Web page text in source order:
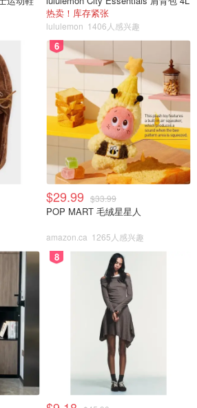
妈甚至没有让我和弟弟学功夫来防
炼身体。我的父母是学者。他们讨厌
有更多的瘀伤或黑眼圈。
，上中文学校，吃点心，跟亨利师傅
在文化上与自己建立联系的唯一途
90 年代的草原小镇。
热卖！库存紧张
lululemon 1406人感兴趣
6
$29.99 $33.99
POP MART 毛绒星星人
amazon.ca 1265人感兴趣
8